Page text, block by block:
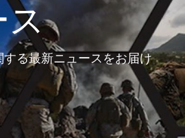
ス
る最新ニュースをお届け